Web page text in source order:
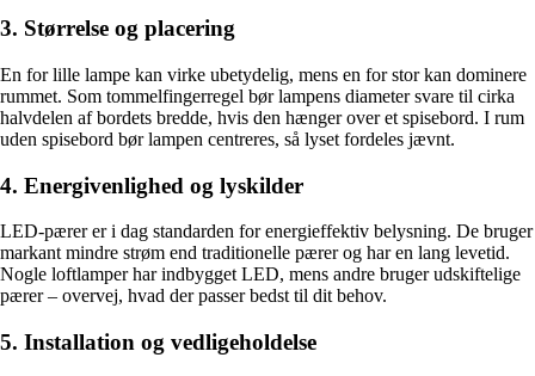
3. Størrelse og placering
En for lille lampe kan virke ubetydelig, mens en for stor kan dominere
rummet. Som tommelfingerregel bør lampens diameter svare til cirka
halvdelen af bordets bredde, hvis den hænger over et spisebord. I rum
uden spisebord bør lampen centreres, så lyset fordeles jævnt.
4. Energivenlighed og lyskilder
LED-pærer er i dag standarden for energieffektiv belysning. De bruger
markant mindre strøm end traditionelle pærer og har en lang levetid.
Nogle loftlamper har indbygget LED, mens andre bruger udskiftelige
pærer – overvej, hvad der passer bedst til dit behov.
5. Installation og vedligeholdelse